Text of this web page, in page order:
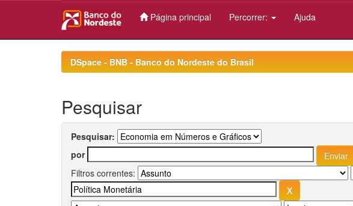
Página principal Percorrer: Ajuda
DSpace - BNB - Banco do Nordeste do Brasil
Pesquisar
Pesquisar:
por
Filtros correntes: